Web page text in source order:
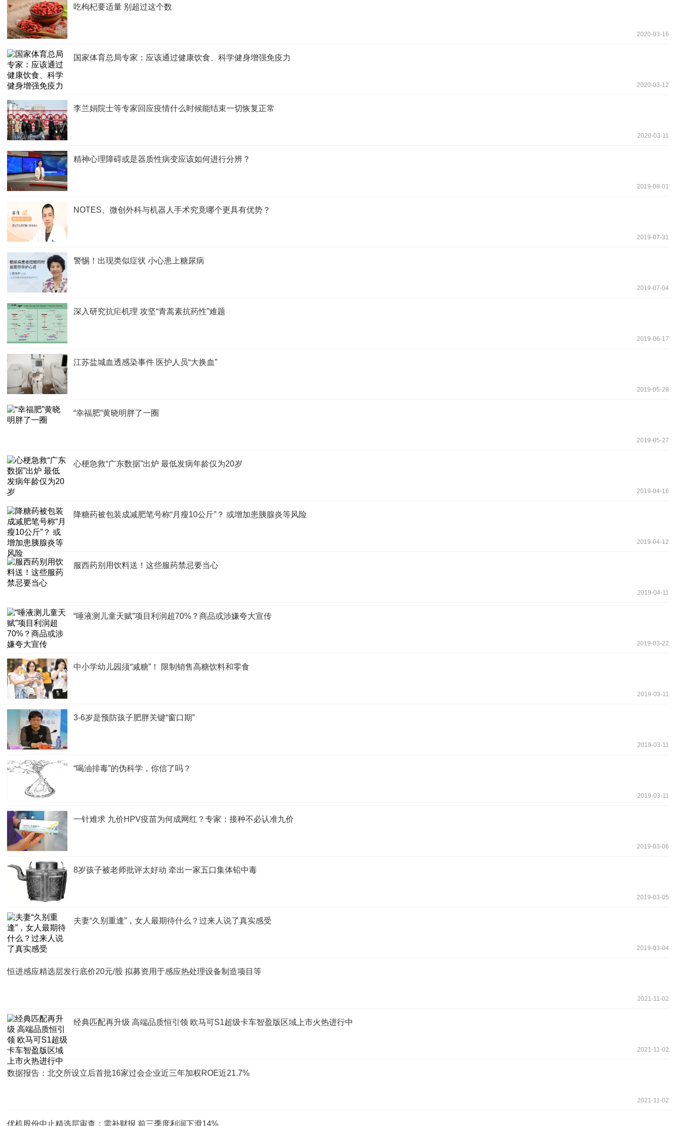
吃枸杞要适量 别超过这个数
2020-03-16
国家体育总局专家：应该通过健康饮食、科学健身增强免疫力
2020-03-12
李兰娟院士等专家回应疫情什么时候能结束一切恢复正常
2020-03-11
精神心理障碍或是器质性病变应该如何进行分辨？
2019-08-01
NOTES、微创外科与机器人手术究竟哪个更具有优势？
2019-07-31
警惕！出现类似症状 小心患上糖尿病
2019-07-04
深入研究抗疟机理 攻坚“青蒿素抗药性”难题
2019-06-17
江苏盐城血透感染事件 医护人员“大换血”
2019-05-28
“幸福肥”黄晓明胖了一圈
2019-05-27
心梗急救“广东数据”出炉 最低发病年龄仅为20岁
2019-04-16
降糖药被包装成减肥笔号称“月瘦10公斤”？ 或增加患胰腺炎等风险
2019-04-12
服西药别用饮料送！这些服药禁忌要当心
2019-04-11
“唾液测儿童天赋”项目利润超70%？商品或涉嫌夸大宣传
2019-03-22
中小学幼儿园须“减糖”！ 限制销售高糖饮料和零食
2019-03-11
3-6岁是预防孩子肥胖关键“窗口期”
2019-03-11
“喝油排毒”的伪科学，你信了吗？
2019-03-11
一针难求 九价HPV疫苗为何成网红？专家：接种不必认准九价
2019-03-06
8岁孩子被老师批评太好动 牵出一家五口集体铅中毒
2019-03-05
夫妻“久别重逢”，女人最期待什么？过来人说了真实感受
2019-03-04
恒进感应精选层发行底价20元/股 拟募资用于感应热处理设备制造项目等
2021-11-02
经典匹配再升级 高端品质恒引领 欧马可S1超级卡车智盈版区域上市火热进行中
2021-11-02
数据报告：北交所设立后首批16家过会企业近三年加权ROE近21.7%
2021-11-02
优机股份中止精选层审查：需补财报 前三季度利润下滑14%